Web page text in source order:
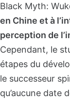
Black Myth:
en Chine et à
perception de
Cependant, le
étapes du
le successeur
qu’aucune date